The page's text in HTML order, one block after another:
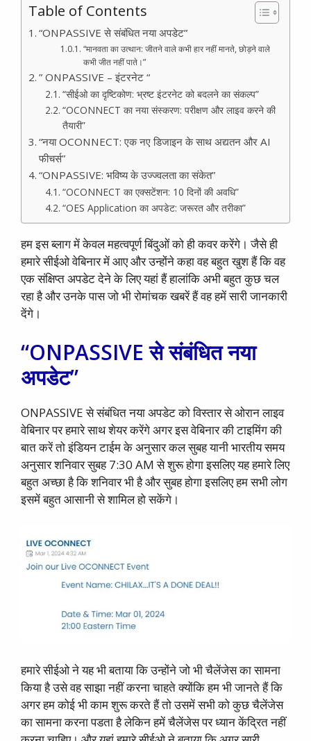
Table of Contents
“ONPASSIVE से संबंधित नया अपडेट”
“मानवता का उत्थान: जीतने वाले कभी हार नहीं मानते, छोड़ने वाले
कभी जीत नहीं पाते।”
” ONPASSIVE – इंटरनेट “
“सीईओ का दृष्टिकोण: भ्रष्ट इंटरनेट को बदलने का संकल्प”
“OCONNECT का नया संस्करण: परीक्षण और लाइव करने की
तैयारी”
“नया OCONNECT: एक नए डिजाइन के साथ अद्यतन और AI
फीचर्स”
“ONPASSIVE: भविष्य के उज्ज्वलता का संकेत”
“OCONNECT का एक्सटेंशन: 10 दिनों की अवधि”
“OES Application का अपडेट: जरूरत और तरीका”
हम इस ब्लाग में केवल महत्वपूर्ण बिंदुओं को ही कवर करेंगे। जैसे ही
हमारे सीईओ वेबिनार में आए और उन्होंने कहा वह बहुत खुश हैं कि वह
एक संक्षिप्त अपडेट देने के लिए यहां हैं हालांकि अभी बहुत कुछ चल
रहा है और उनके पास जो भी रोमांचक खबरें हैं वह हमें सारी जानकारी
देंगे।
“ONPASSIVE से संबंधित नया
अपडेट”
ONPASSIVE से संबंधित नया अपडेट को विस्तार से ओरान लाइव
वेबिनार पर हमारे साथ शेयर करेंगे अगर इस वेबिनार की टाइमिंग की
बात करें तो इंडियन टाईम के अनुसार कल सुबह यानी भारतीय समय
अनुसार शनिवार सुबह 7:30 AM से शुरू होगा इसलिए यह हमारे लिए
बहुत अच्छा है कि शनिवार भी है और सुबह होगा इसलिए हम सभी लोग
इसमें बहुत आसानी से शामिल हो सकेंगे।
हमारे सीईओ ने यह भी बताया कि उन्होंने जो भी चैलेंजेस का सामना
किया है उसे वह साझा नहीं करना चाहते क्योंकि हम भी जानते हैं कि
अगर हम कोई भी काम शुरू करते हैं तो उसमें सभी को कुछ चैलेंजेस
का सामना करना पडता है लेकिन हमें चैलेंजेस पर ध्यान केंद्रित नहीं